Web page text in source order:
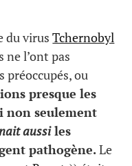
du virusTchernobyl
ne l’ont pas
préoccupés, ou
presque les
non seulement
aussiles
pathogène.Le